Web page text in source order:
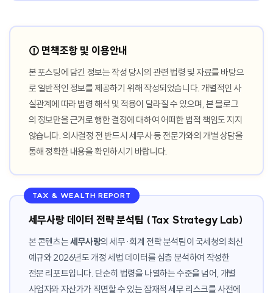
⚠️ 면책조항 및 이용안내
본 포스팅에 담긴 정보는 작성 당시의 관련 법령 및 자료를 바탕으
로 일반적인 정보를 제공하기 위해 작성되었습니다. 개별적인 사
실관계에 따라 법령 해석 및 적용이 달라질 수 있으며, 본 블로그
의 정보만을 근거로 행한 결정에 대하여 어떠한 법적 책임도 지지
않습니다. 의사결정 전 반드시 세무사 등 전문가와의 개별 상담을
통해 정확한 내용을 확인하시기 바랍니다.
TAX & WEALTH REPORT
세무사랑 데이터 전략 분석팀 (Tax Strategy Lab)
본 콘텐츠는세무사랑의 세무·회계 전략 분석팀이 국세청의 최신
예규와 2026년도 개정 세법 데이터를 심층 분석하여 작성한
전문 리포트입니다. 단순히 법령을 나열하는 수준을 넘어, 개별
사업자와 자산가가 직면할 수 있는 잠재적 세무 리스크를 사전에